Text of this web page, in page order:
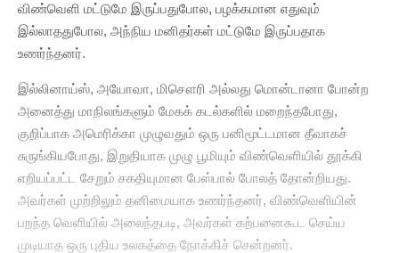
விண்வெளி மட்டுமே இருப்பதுபோல, பழக்கமான எதுவும்
இல்லாததுபோல, அந்நிய மனிதர்கள் மட்டுமே இருப்பதாக
உணர்ந்தனர்.
இல்லினாய்ஸ், அயோவா, மிசௌரி அல்லது மொன்டானா போன்ற
அனைத்து மாநிலங்களும் மேகக் கடல்களில் மறைந்தபோது,
குறிப்பாக அமெரிக்கா முழுவதும் ஒரு பனிமூட்டமான தீவாகச்
சுருங்கியபோது, இறுதியாக முழு பூமியும் விண்வெளியில் தூக்கி
எறியப்பட்ட சேறும் சகதியுமான பேஸ்பால் போலத் தோன்றியது.
அவர்கள் முற்றிலும் தனிமையாக உணர்ந்தனர், விண்வெளியின்
பறந்த வெளியில் அலைந்தபடி, அவர்கள் கற்பனைகூட செய்ய
முடியாத ஒரு புதிய உலகத்தை நோக்கிச் சென்றனர்.